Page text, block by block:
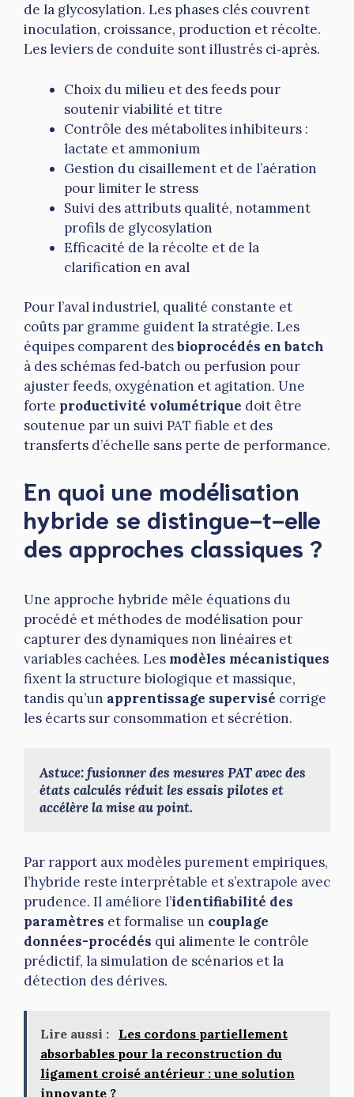
de la glycosylation. Les phases clés couvrent
inoculation, croissance, production et récolte.
Les leviers de conduite sont illustrés ci‑après.
Choix du milieu et des feeds pour
soutenir viabilité et titre
Contrôle des métabolites inhibiteurs :
lactate et ammonium
Gestion du cisaillement et de l’aération
pour limiter le stress
Suivi des attributs qualité, notamment
profils de glycosylation
Efficacité de la récolte et de la
clarification en aval
Pour l’aval industriel, qualité constante et
coûts par gramme guident la stratégie. Les
équipes comparent desbioprocédés en batch
à des schémas fed‑batch ou perfusion pour
ajuster feeds, oxygénation et agitation. Une
forte productivité volumétrique doit être
soutenue par un suivi PAT fiable et des
transferts d’échelle sans perte de performance.
En quoi une modélisation
hybride se distingue-t-elle
des approches classiques ?
Une approche hybride mêle équations du
procédé et méthodes de modélisation pour
capturer des dynamiques non linéaires et
variables cachées. Les modèles mécanistiques
fixent la structure biologique et massique,
tandis qu’un apprentissage supervisé corrige
les écarts sur consommation et sécrétion.
Astuce: fusionner des mesures PAT avec des
états calculés réduit les essais pilotes et
accélère la mise au point.
Par rapport aux modèles purement empiriques,
l’hybride reste interprétable et s’extrapole avec
prudence. Il améliore l’identifiabilité des
paramètres et formalise un couplage
données-procédés qui alimente le contrôle
prédictif, la simulation de scénarios et la
détection des dérives.
Lire aussi :
Les cordons partiellement
absorbables pour la reconstruction du
ligament croisé antérieur : une solution
innovante ?